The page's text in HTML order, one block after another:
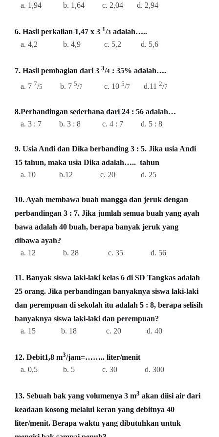
a. 1,94 b. 1,64 c. 2,04 d. 2,94
6. Hasil perkalian 1,47 x 3 1/3 adalah…..
a. 4,2 b. 4,9 c. 5,2 d. 5,6
7. Hasil pembagian dari 3 3/4 : 35% adalah….
a. 7 7/5 b. 7 5/7 c. 10 5/7 d.11 2/7
8.Perbandingan sederhana dari 24 : 56 adalah…
a. 3 : 7 b. 3 : 8 c. 4 : 7 d. 5 : 8
9. Usia Andi dan Dika berbanding 3 : 5. Jika usia Andi
15 tahun, maka usia Dika adalah….. tahun
a. 10 b.12 c. 20 d. 25
10. Ayah membawa buah mangga dan jeruk dengan
perbandingan 3 : 7. Jika jumlah semua buah yang ayah
bawa adalah 40 buah, berapa banyak jeruk yang
dibawa ayah?
a. 12 b. 28 c. 35 d. 56
11. Banyak siswa laki-laki kelas 6 di SD Tangkas adalah
25 orang. Jika perbandingan banyaknya siswa laki-laki
dan perempuan di sekolah itu adalah 5 : 8, berapa selisih
banyaknya siswa laki-laki dan perempuan?
a. 15 b. 18 c. 20 d. 40
12. Debit1,8 m3/jam=…….. liter/menit
a. 0,5 b. 5 c. 30 d. 300
13. Sebuah bak yang volumenya 3 m3 akan diisi air dari
keadaan kosong melalui keran yang debitnya 40
liter/menit. Berapa waktu yang dibutuhkan untuk